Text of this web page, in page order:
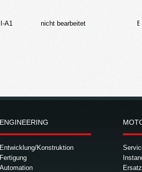
A1 nicht be­ar­bei­tet
EN­GI­NEE­RING
Ent­wick­lung/Kon­struk­ti­on
Fer­ti­gung
Au­to­ma­ti­on